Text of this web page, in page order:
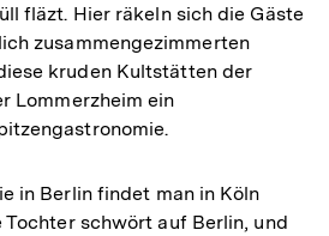
fläzt. Hier räkeln sich die Gäste
zusammengezimmerten
kruden Kultstätten der
Lommerzheim ein
in Berlin findet man in Köln
schwört auf Berlin, und